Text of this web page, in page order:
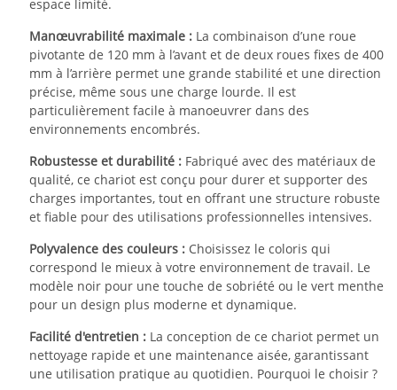
espace limité.
Manœuvrabilité maximale : La combinaison d’une roue
pivotante de 120 mm à l’avant et de deux roues fixes de 400
mm à l’arrière permet une grande stabilité et une direction
précise, même sous une charge lourde. Il est
particulièrement facile à manoeuvrer dans des
environnements encombrés.
Robustesse et durabilité : Fabriqué avec des matériaux de
qualité, ce chariot est conçu pour durer et supporter des
charges importantes, tout en offrant une structure robuste
et fiable pour des utilisations professionnelles intensives.
Polyvalence des couleurs : Choisissez le coloris qui
correspond le mieux à votre environnement de travail. Le
modèle noir pour une touche de sobriété ou le vert menthe
pour un design plus moderne et dynamique.
Facilité d'entretien : La conception de ce chariot permet un
nettoyage rapide et une maintenance aisée, garantissant
une utilisation pratique au quotidien. Pourquoi le choisir ?